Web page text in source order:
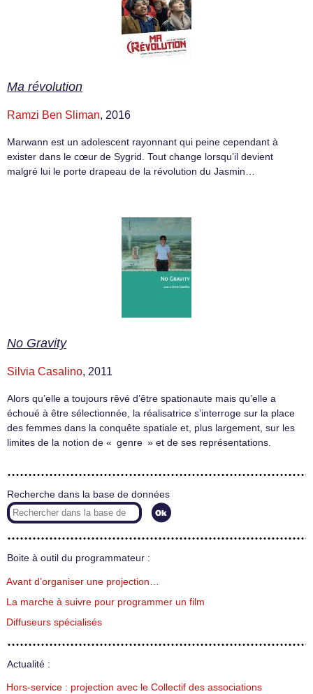
Ma révolution
Ramzi Ben Sliman, 2016
Marwann est un adolescent rayonnant qui peine cependant à
exister dans le cœur de Sygrid. Tout change lorsqu’il devient
malgré lui le porte drapeau de la révolution du Jasmin…
No Gravity
Silvia Casalino, 2011
Alors qu’elle a toujours rêvé d’être spationaute mais qu’elle a
échoué à être sélectionnée, la réalisatrice s’interroge sur la place
des femmes dans la conquête spatiale et, plus largement, sur les
limites de la notion de « genre » et de ses représentations.
Recherche dans la base de données
Boite à outil du programmateur :
Avant d’organiser une projection…
La marche à suivre pour programmer un film
Diffuseurs spécialisés
Actualité :
Hors-service : projection avec le Collectif des associations